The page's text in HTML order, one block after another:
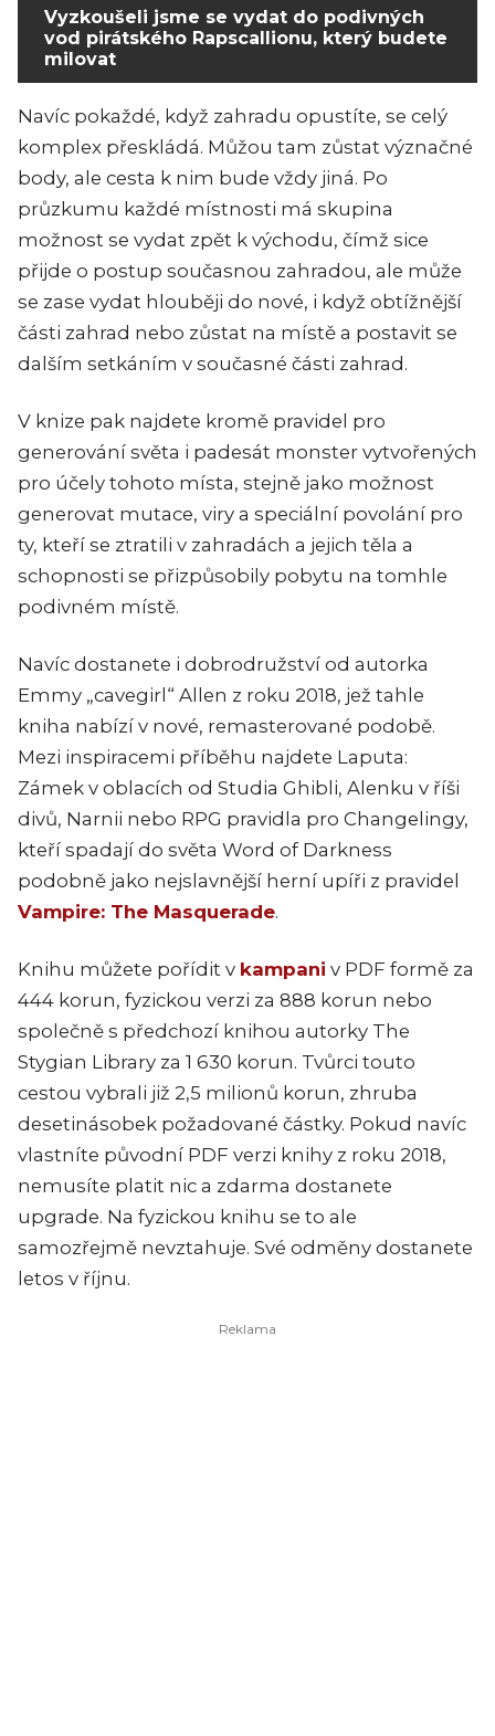
Vyzkoušeli jsme se vydat do podivných
vod pirátského Rapscallionu, který budete
milovat
Navíc pokaždé, když zahradu opustíte, se celý
komplex přeskládá. Můžou tam zůstat význačné
body, ale cesta k nim bude vždy jiná. Po
průzkumu každé místnosti má skupina
možnost se vydat zpět k východu, čímž sice
přijde o postup současnou zahradou, ale může
se zase vydat hlouběji do nové, i když obtížnější
části zahrad nebo zůstat na místě a postavit se
dalším setkáním v současné části zahrad.
V knize pak najdete kromě pravidel pro
generování světa i padesát monster vytvořených
pro účely tohoto místa, stejně jako možnost
generovat mutace, viry a speciální povolání pro
ty, kteří se ztratili v zahradách a jejich těla a
schopnosti se přizpůsobily pobytu na tomhle
podivném místě.
Navíc dostanete i dobrodružství od autorka
Emmy „cavegirl“ Allen z roku 2018, jež tahle
kniha nabízí v nové, remasterované podobě.
Mezi inspiracemi příběhu najdete Laputa:
Zámek v oblacích od Studia Ghibli, Alenku v říši
divů, Narnii nebo RPG pravidla pro Changelingy,
kteří spadají do světa Word of Darkness
podobně jako nejslavnější herní upíři z pravidel
Vampire: The Masquerade.
Knihu můžete pořídit v kampani v PDF formě za
444 korun, fyzickou verzi za 888 korun nebo
společně s předchozí knihou autorky The
Stygian Library za 1 630 korun. Tvůrci touto
cestou vybrali již 2,5 milionů korun, zhruba
desetinásobek požadované částky. Pokud navíc
vlastníte původní PDF verzi knihy z roku 2018,
nemusíte platit nic a zdarma dostanete
upgrade. Na fyzickou knihu se to ale
samozřejmě nevztahuje. Své odměny dostanete
letos v říjnu.